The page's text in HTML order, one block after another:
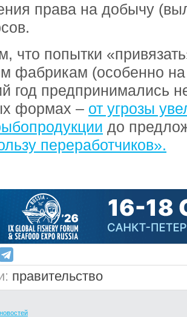
права на добычу
что попытки
фабрикам (особенно
год предпринимались
формах – от угрозы
до
переработчиков».
правительство